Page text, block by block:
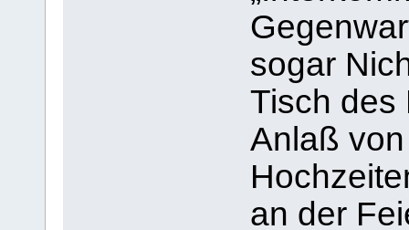
sogar
Tisch des
Anlaß
an der